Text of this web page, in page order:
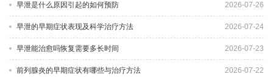
早泄是什么原因引起的如何预防 2026-07-26
早泄的早期症状表现及科学治疗方法 2026-07-24
早泄能治愈吗恢复需要多长时间 2026-07-23
前列腺炎的早期症状有哪些与治疗方法 2026-07-22